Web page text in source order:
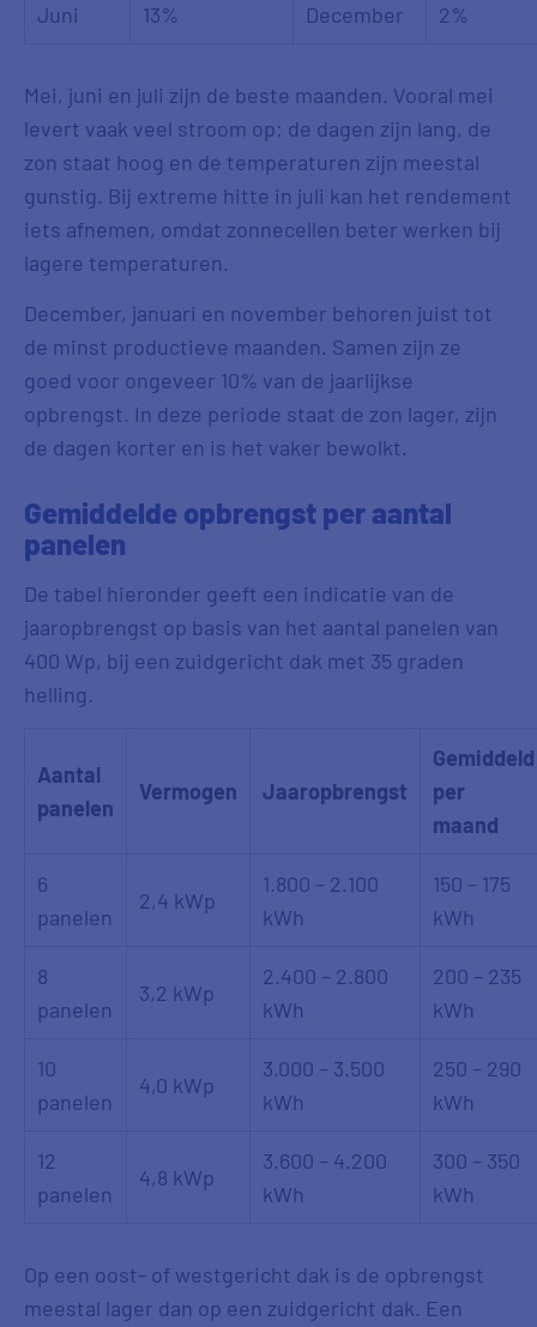
Juni 13% December 2%
Mei, juni en juli zijn de beste maanden. Vooral mei
levert vaak veel stroom op: de dagen zijn lang, de
zon staat hoog en de temperaturen zijn meestal
gunstig. Bij extreme hitte in juli kan het rendement
iets afnemen, omdat zonnecellen beter werken bij
lagere temperaturen.
December, januari en november behoren juist tot
de minst productieve maanden. Samen zijn ze
goed voor ongeveer 10% van de jaarlijkse
opbrengst. In deze periode staat de zon lager, zijn
de dagen korter en is het vaker bewolkt.
Gemiddelde opbrengst per aantal
panelen
De tabel hieronder geeft een indicatie van de
jaaropbrengst op basis van het aantal panelen van
400 Wp, bij een zuidgericht dak met 35 graden
helling.
Aantal
panelen
Vermogen Jaaropbrengst
Gemiddeld
per
maand
6
panelen
2,4 kWp
1.800 – 2.100
kWh
150 – 175
kWh
8
panelen
3,2 kWp
2.400 – 2.800
kWh
200 – 235
kWh
10
panelen
4,0 kWp
3.000 – 3.500
kWh
250 – 290
kWh
12
panelen
4,8 kWp
3.600 – 4.200
kWh
300 – 350
kWh
Op een oost- of westgericht dak is de opbrengst
meestal lager dan op een zuidgericht dak. Een